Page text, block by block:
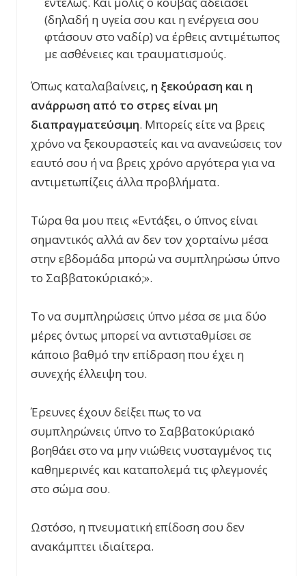
(δηλαδή η υγεία σου και η ενέργεια σου
φτάσουν στο ναδίρ) να έρθεις αντιμέτωπος
με ασθένειες και τραυματισμούς.
Όπως καταλαβαίνεις, η ξεκούραση και η
ανάρρωση από το στρες είναι μη
διαπραγματεύσιμη. Μπορείς είτε να βρεις
χρόνο να ξεκουραστείς και να ανανεώσεις τον
εαυτό σου ή να βρεις χρόνο αργότερα για να
αντιμετωπίζεις άλλα προβλήματα.
Τώρα θα μου πεις «Εντάξει, ο ύπνος είναι
σημαντικός αλλά αν δεν τον χορταίνω μέσα
στην εβδομάδα μπορώ να συμπληρώσω ύπνο
το Σαββατοκύριακό;».
Το να συμπληρώσεις ύπνο μέσα σε μια δύο
μέρες όντως μπορεί να αντισταθμίσει σε
κάποιο βαθμό την επίδραση που έχει η
συνεχής έλλειψη του.
Έρευνες έχουν δείξει πως το να
συμπληρώνεις ύπνο το Σαββατοκύριακό
βοηθάει στο να μην νιώθεις νυσταγμένος τις
καθημερινές και καταπολεμά τις φλεγμονές
στο σώμα σου.
Ωστόσο, η πνευματική επίδοση σου δεν
ανακάμπτει ιδιαίτερα.